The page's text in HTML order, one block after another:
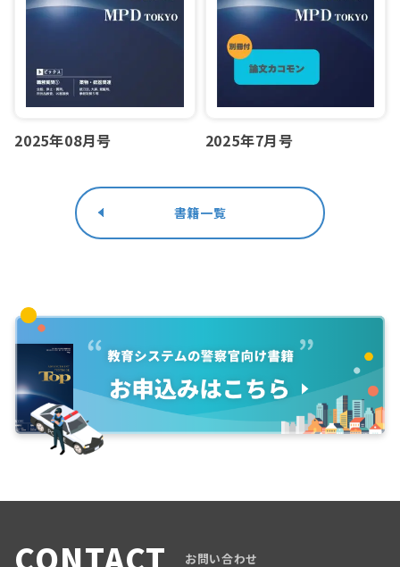
2025年08月号 2025年7月号
書籍一覧
お問い合わせ